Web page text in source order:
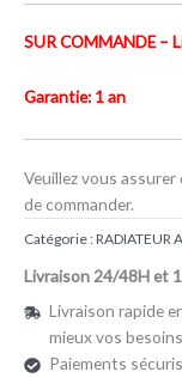
SUR COMMANDE –
Garantie: 1 an
Veuillez vous
de commander.
Catégorie :RADIATEUR
Livraison 24/48H et
Livraison rapide
mieux vos
Paiements